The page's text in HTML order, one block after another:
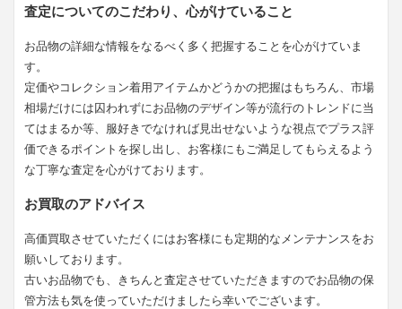
査定についてのこだわり、心がけていること
お品物の詳細な情報をなるべく多く把握することを心がけていま
す。
定価やコレクション着用アイテムかどうかの把握はもちろん、市場
相場だけには囚われずにお品物のデザイン等が流行のトレンドに当
てはまるか等、服好きでなければ見出せないような視点でプラス評
価できるポイントを探し出し、お客様にもご満足してもらえるよう
な丁寧な査定を心がけております。
お買取のアドバイス
高価買取させていただくにはお客様にも定期的なメンテナンスをお
願いしております。
古いお品物でも、きちんと査定させていただきますのでお品物の保
管方法も気を使っていただけましたら幸いでございます。